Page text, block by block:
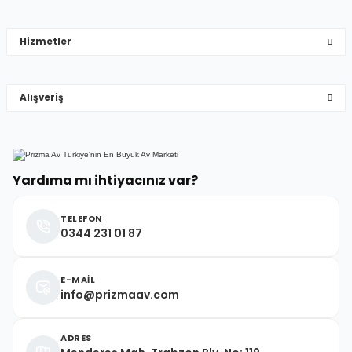
Deneyimini Paylaş
Yardıma mı ihtiyacınız var?
TELEFON
0344 231 01 87
E-MAİL
info@prizmaav.com
ADRES
Hizmetler
Alışveriş